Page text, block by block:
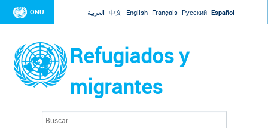
Jump to navigation
ONU العربية 中文 English Français Русский Español
Refugiados y
migrantes